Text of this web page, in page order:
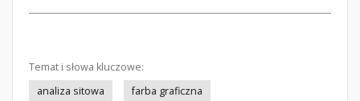
Temat i słowa kluczowe:
analiza sitowa
farba graficzna